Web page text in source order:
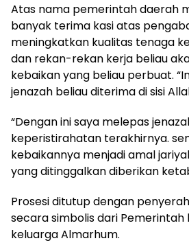
Atas nama pemerintah daerah
banyak terima kasi atas
meningkatkan kualitas tenaga
dan rekan-rekan kerja beliau
kebaikan yang beliau perbuat.
jenazah beliau diterima di sisi
“Dengan ini saya melepas
keperistirahatan terakhirnya.
kebaikannya menjadi amal
yang ditinggalkan diberikan
Prosesi ditutup dengan
secara simbolis dari
keluarga Almarhum.